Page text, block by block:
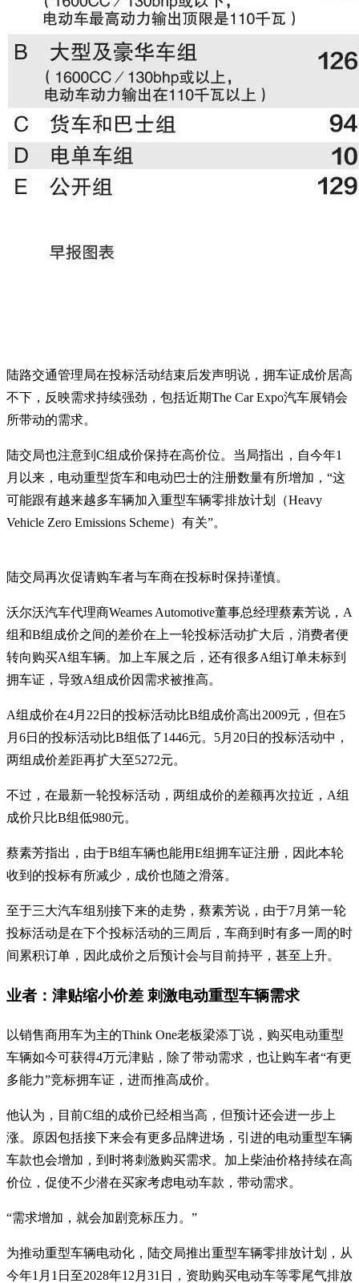
陆路交通管理局在投标活动结束后发声明说，拥车证成价居高
不下，反映需求持续强劲，包括近期The Car Expo汽车展销会
所带动的需求。
陆交局也注意到C组成价保持在高价位。当局指出，自今年1
月以来，电动重型货车和电动巴士的注册数量有所增加，“这
可能跟有越来越多车辆加入重型车辆零排放计划（Heavy
Vehicle Zero Emissions Scheme）有关”。
陆交局再次促请购车者与车商在投标时保持谨慎。
沃尔沃汽车代理商Wearnes Automotive董事总经理蔡素芳说，A
组和B组成价之间的差价在上一轮投标活动扩大后，消费者便
转向购买A组车辆。加上车展之后，还有很多A组订单未标到
拥车证，导致A组成价因需求被推高。
A组成价在4月22日的投标活动比B组成价高出2009元，但在5
月6日的投标活动比B组低了1446元。5月20日的投标活动中，
两组成价差距再扩大至5272元。
不过，在最新一轮投标活动，两组成价的差额再次拉近，A组
成价只比B组低980元。
蔡素芳指出，由于B组车辆也能用E组拥车证注册，因此本轮
收到的投标有所减少，成价也随之滑落。
至于三大汽车组别接下来的走势，蔡素芳说，由于7月第一轮
投标活动是在下个投标活动的三周后，车商到时有多一周的时
间累积订单，因此成价之后预计会与目前持平，甚至上升。
业者：津贴缩小价差 刺激电动重型车辆需求
以销售商用车为主的Think One老板梁添丁说，购买电动重型
车辆如今可获得4万元津贴，除了带动需求，也让购车者“有更
多能力”竞标拥车证，进而推高成价。
他认为，目前C组的成价已经相当高，但预计还会进一步上
涨。原因包括接下来会有更多品牌进场，引进的电动重型车辆
车款也会增加，到时将刺激购买需求。加上柴油价格持续在高
价位，促使不少潜在买家考虑电动车款，带动需求。
“需求增加，就会加剧竞标压力。”
为推动重型车辆电动化，陆交局推出重型车辆零排放计划，从
今年1月1日至2028年12月31日，资助购买电动车等零尾气排放